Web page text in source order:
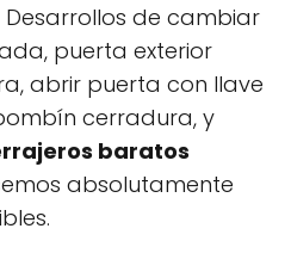
de cambiar
puerta exterior
abrir puerta con llave
cerradura, y
baratos
absolutamente